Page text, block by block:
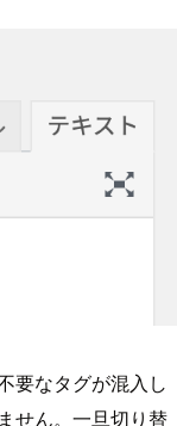
要なタグが混入し
せん。一旦切り替